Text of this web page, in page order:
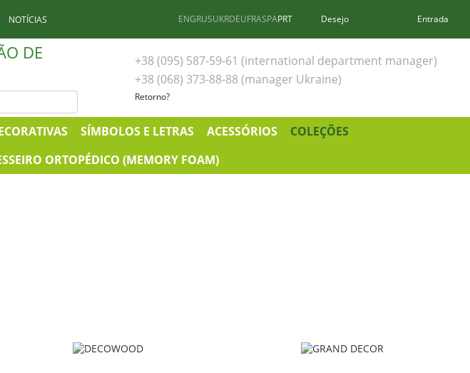
NOTÍCIAS
ENGRUSUKRDEUFRASPAPRT Desejo Entrada
DE
+38 (095) 587-59-61 (international department manager)
+38 (068) 373-88-88 (manager Ukraine)
Retorno?
SÍMBOLOS E LETRAS ACESSÓRIOS
COLEÇÕES
ORTOPÉDICO (MEMORY FOAM)